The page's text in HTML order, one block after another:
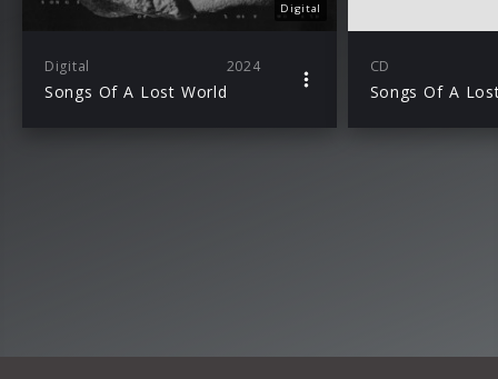
Digital
Digital 2024
Songs Of A Lost World
CD
Songs Of A